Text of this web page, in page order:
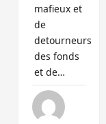
mafieux et
de
detourneurs
des fonds
et de…